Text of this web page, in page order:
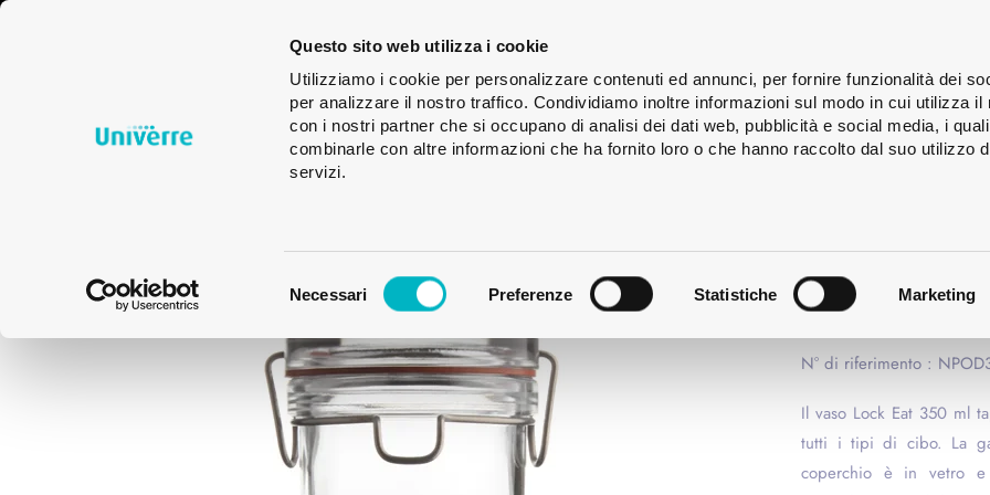
Questo sito web utilizza i cookie
Utilizziamo i cookie per personalizzare contenuti ed annunci, per fornire funzionalità dei
per analizzare il nostro traffico. Condividiamo inoltre informazioni sul modo in cui utilizza il
con i nostri partner che si occupano di analisi dei dati web, pubblicità e social media, i
combinarle con altre informazioni che ha fornito loro o che hanno raccolto dal suo utilizzo
servizi.
del
Necessari Preferenze Statistiche Marketing
Bicchieri
Glass
Design
delle
bottiglie
siamo
VASO
350ML
N° di riferimento :
Il vaso Lock Eat 350 ml
tutti i tipi di cibo. La
coperchio è in vetro e